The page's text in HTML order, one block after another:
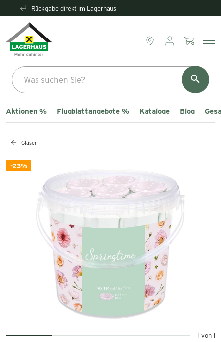
Rückgabe direkt im Lagerhaus
Aktionen % Flugblattangebote % Kataloge Blog
Gläser
-23%
1 von 1